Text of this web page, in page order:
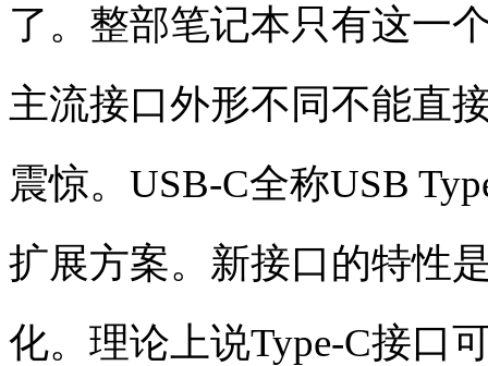
了。整部笔记本只有这一
主流接口外形不同不能直
震惊。USB-C全称USB
扩展方案。新接口的特性
化。理论上说Type-C接口